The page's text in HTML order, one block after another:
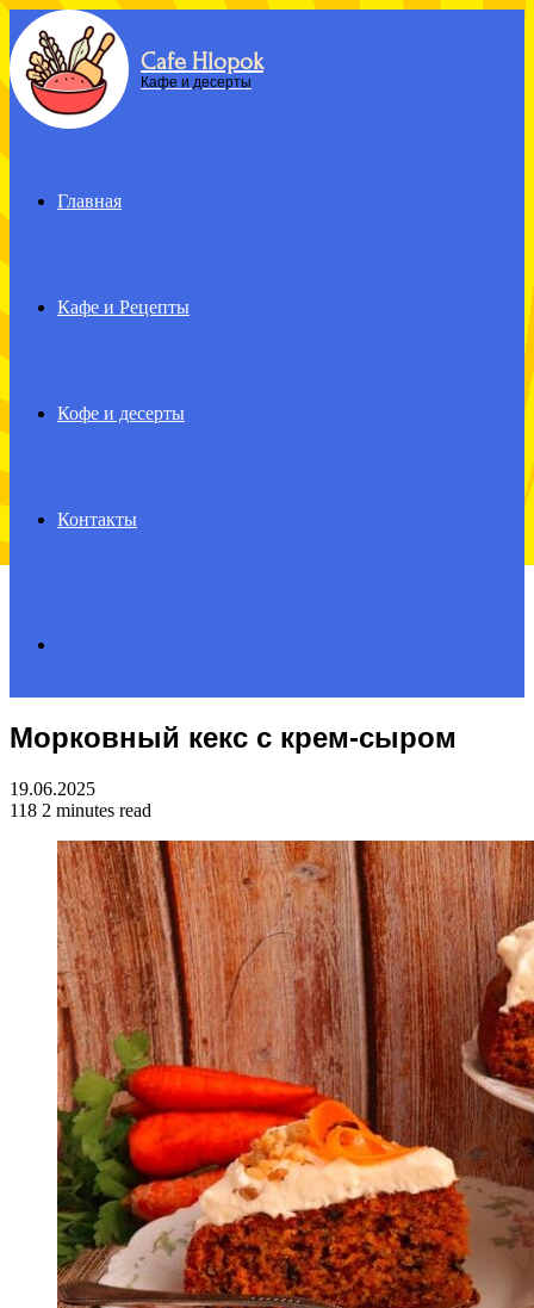
Menu Cafe Hlopok
Кафе и десерты
Главная
Кафе и Рецепты
Кофе и десерты
Контакты
for
Морковный кекс с крем-сыром
19.06.2025
118 2 minutes read